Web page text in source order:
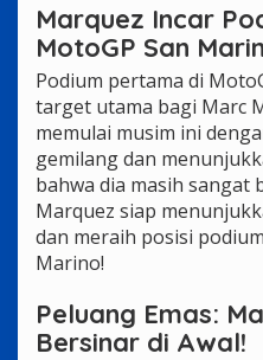
Marquez Incar
MotoGP San
Podium pertama di
target utama bagi Marc
memulai musim ini
gemilang dan
bahwa dia masih sangat
Marquez siap
dan meraih posisi
Marino!
Peluang Emas:
Bersinar di Awal!